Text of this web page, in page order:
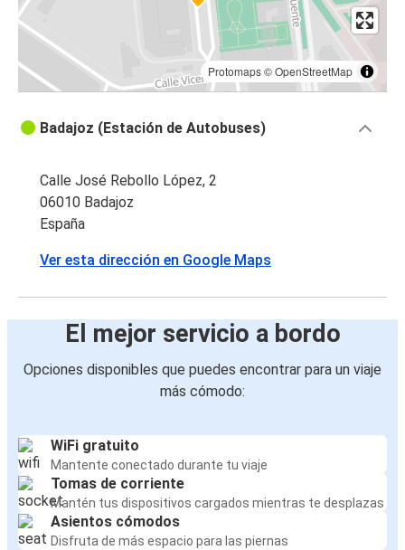
Protomaps©OpenStreetMap
Badajoz (Estación de Autobuses)
Calle José Rebollo López, 2
06010 Badajoz
España
Ver esta dirección en Google Maps
El mejor servicio a bordo
Opciones disponibles que puedes encontrar para un viaje
más cómodo:
WiFi gratuito
Mantente conectado durante tu viaje
Tomas de corriente
Mantén tus dispositivos cargados mientras te desplazas
Asientos cómodos
Disfruta de más espacio para las piernas